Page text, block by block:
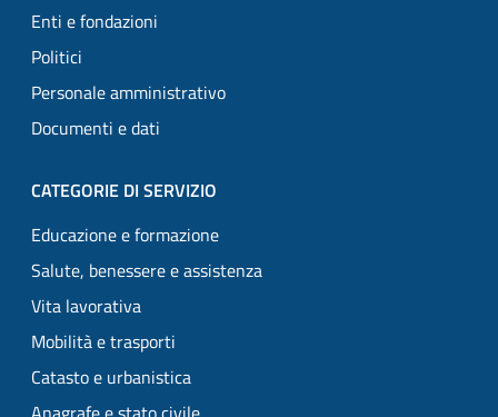
Enti e fondazioni
Politici
Personale amministrativo
Documenti e dati
CATEGORIE DI SERVIZIO
Educazione e formazione
Salute, benessere e assistenza
Vita lavorativa
Mobilità e trasporti
Catasto e urbanistica